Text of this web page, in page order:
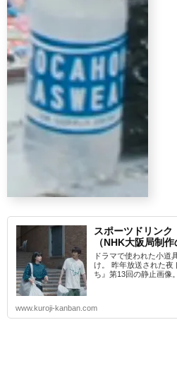
スポーツドリンク
（NHK大阪局制作
ドラマで使われた小道
け。 昨年放送された夜
ち』第13回の静止画像
www.kuroji-kanban.com